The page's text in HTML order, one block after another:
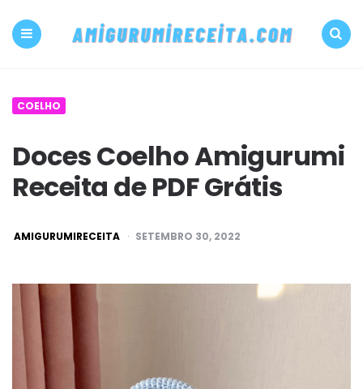
500+
Amigurumi
receita
grátis
COELHO
Doces Coelho Amigurumi
Receita de PDF Grátis
POSTED
BY
AMIGURUMIRECEITA SETEMBRO 30, 2022